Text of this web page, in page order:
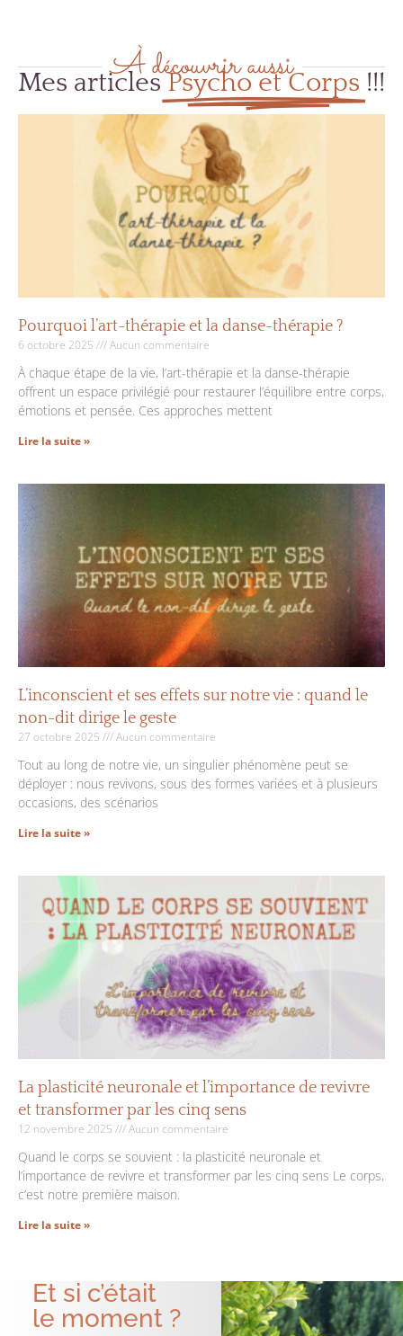
À découvrir aussi
Mes articlesPsycho et Corps​ !!!
Pourquoi l’art-thérapie et la danse-thérapie ?
6 octobre 2025 Aucun commentaire
À chaque étape de la vie, l’art-thérapie et la danse-thérapie
offrent un espace privilégié pour restaurer l’équilibre entre corps,
émotions et pensée. Ces approches mettent
Lire la suite »
L’inconscient et ses effets sur notre vie : quand le
non-dit dirige le geste
27 octobre 2025 Aucun commentaire
Tout au long de notre vie, un singulier phénomène peut se
déployer : nous revivons, sous des formes variées et à plusieurs
occasions, des scénarios
Lire la suite »
La plasticité neuronale et l’importance de revivre
et transformer par les cinq sens
12 novembre 2025 Aucun commentaire
Quand le corps se souvient : la plasticité neuronale et
l’importance de revivre et transformer par les cinq sens Le corps,
c’est notre première maison.
Lire la suite »
Et si c’était
le moment ?